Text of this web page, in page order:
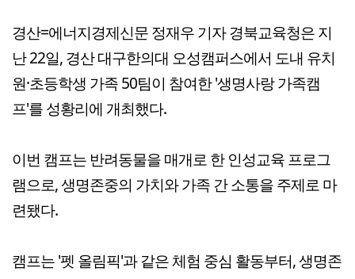
경산=에너지경제신문 정재우 기자 경북교육청은 지
난 22일, 경산 대구한의대 오성캠퍼스에서 도내 유치
원·초등학생 가족 50팀이 참여한 '생명사랑 가족캠
프'를 성황리에 개최했다.
이번 캠프는 반려동물을 매개로 한 인성교육 프로그
램으로, 생명존중의 가치와 가족 간 소통을 주제로 마
련됐다.
캠프는 '펫 올림픽'과 같은 체험 중심 활동부터, 생명존